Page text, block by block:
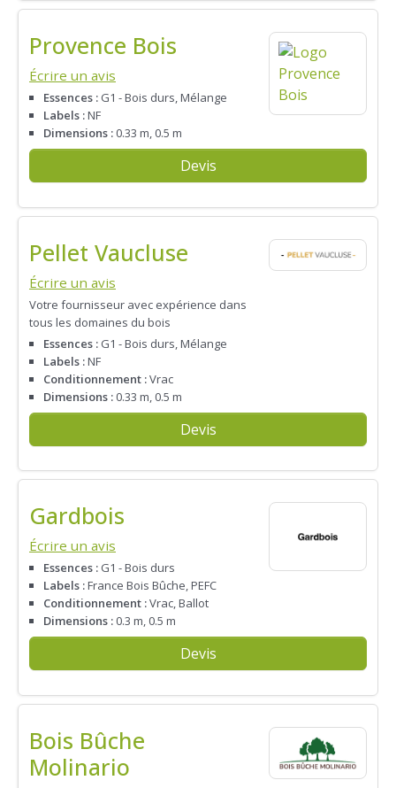
Provence Bois
Écrire un avis
Essences : G1 - Bois durs, Mélange
Labels :NF
Dimensions : 0.33 m, 0.5 m
Devis
Pellet Vaucluse
Écrire un avis
Votre fournisseur avec expérience dans
tous les domaines du bois
Essences : G1 - Bois durs, Mélange
Labels :NF
Conditionnement :Vrac
Dimensions : 0.33 m, 0.5 m
Devis
Gardbois
Écrire un avis
Essences : G1 - Bois durs
Labels :France Bois Bûche, PEFC
Conditionnement :Vrac, Ballot
Dimensions : 0.3 m, 0.5 m
Devis
Bois Bûche
Molinario